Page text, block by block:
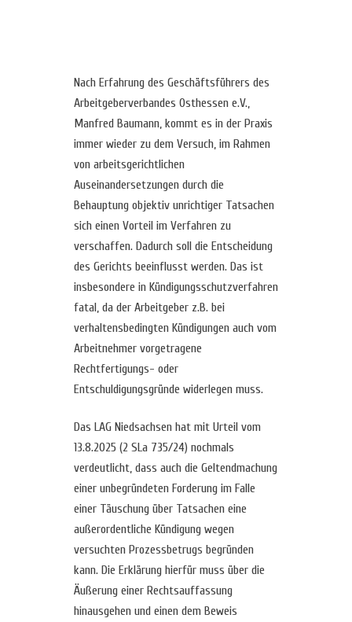
Nach Erfahrung des Geschäftsführers des
Arbeitgeberverbandes Osthessen e.V.,
Manfred Baumann, kommt es in der Praxis
immer wieder zu dem Versuch, im Rahmen
von arbeitsgerichtlichen
Auseinandersetzungen durch die
Behauptung objektiv unrichtiger Tatsachen
sich einen Vorteil im Verfahren zu
verschaffen. Dadurch soll die Entscheidung
des Gerichts beeinflusst werden. Das ist
insbesondere in Kündigungsschutzverfahren
fatal, da der Arbeitgeber z.B. bei
verhaltensbedingten Kündigungen auch vom
Arbeitnehmer vorgetragene
Rechtfertigungs- oder
Entschuldigungsgründe widerlegen muss.
Das LAG Niedsachsen hat mit Urteil vom
13.8.2025 (2 SLa 735/24) nochmals
verdeutlicht, dass auch die Geltendmachung
einer unbegründeten Forderung im Falle
einer Täuschung über Tatsachen eine
außerordentliche Kündigung wegen
versuchten Prozessbetrugs begründen
kann. Die Erklärung hierfür muss über die
Äußerung einer Rechtsauffassung
hinausgehen und einen dem Beweis